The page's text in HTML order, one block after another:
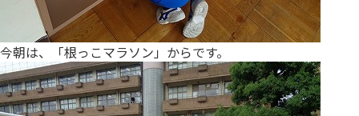
今朝は、「根っこマラソン」からです。